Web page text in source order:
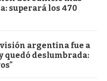
superará los 470
argentina fue a
quedó deslumbrada: